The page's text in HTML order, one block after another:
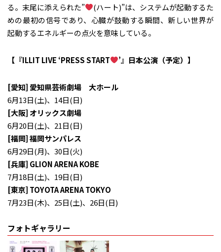
る。末尾に添えられた”
(ハート)”は、システムが起動するた
めの最初の信号であり、心臓が鼓動する瞬間、新しい世界が
起動するエネルギーの点火を意味している。
【『ILLIT LIVE ‘PRESS START ’』日本公演（予定）】
[愛知] 愛知県芸術劇場 大ホール
6月13日(土)、14日(日)
[大阪] オリックス劇場
6月20日(土)、21日(日)
[福岡] 福岡サンパレス
6月29日(月)、30日(火)
[兵庫] GLION ARENA KOBE
7月18日(土)、19日(日)
[東京] TOYOTA ARENA TOKYO
7月23日(木)、25日(土)、26日(日)
フォトギャラリー